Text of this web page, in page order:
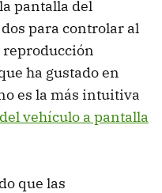
pantalla del
para controlar al
reproducción
ha gustado en
es la más intuitiva
vehículo a pantalla
que las